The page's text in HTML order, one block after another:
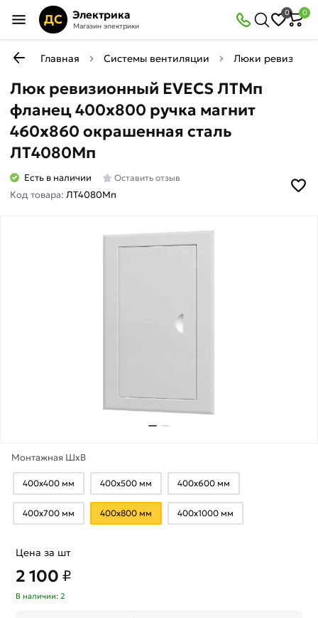
ДС Электрика
Магазин электрики
0 0
Главная Системы вентиляции Люки
Люк ревизионный EVECS ЛТМп
фланец 400x800 ручка магнит
460x860 окрашенная сталь
ЛТ4080Мп
Есть в наличии Оставить отзыв
Код товара:ЛТ4080Мп
Монтажная ШхВ
400х400 мм 400х500 мм 400х600 мм
400х700 мм 400х800 мм 400х1000 мм
Цена за шт
2 100 ₽
В наличии: 2